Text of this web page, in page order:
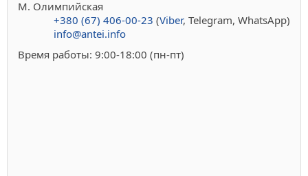
М. Олимпийская
+380 (67) 406-00-23 (Viber, Telegram, WhatsApp)
info@antei.info
Время работы: 9:00-18:00 (пн-пт)